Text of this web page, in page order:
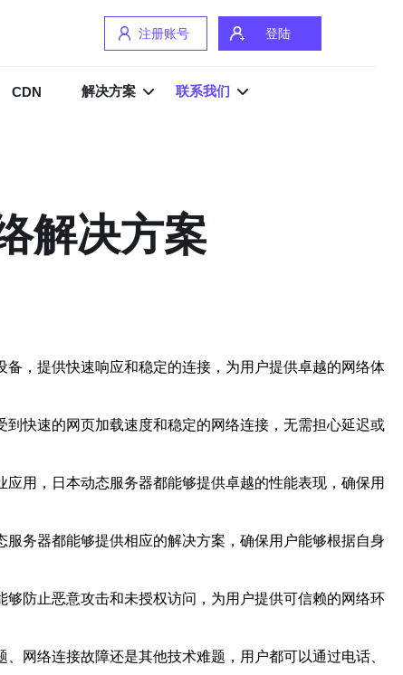
注册账号 登陆
CDN 解决方案 联系我们
解决方案
，提供快速响应和稳定的连接，为用户提供卓越的网络体
快速的网页加载速度和稳定的网络连接，无需担心延迟或
用，日本动态服务器都能够提供卓越的性能表现，确保用
务器都能够提供相应的解决方案，确保用户能够根据自身
防止恶意攻击和未授权访问，为用户提供可信赖的网络环
网络连接故障还是其他技术难题，用户都可以通过电话、